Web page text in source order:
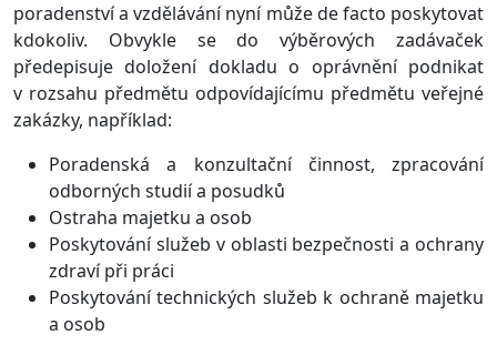
poradenství a vzdělávání nyní může de facto poskytovat
kdokoliv. Obvykle se do výběrových zadávaček
předepisuje doložení dokladu o oprávnění podnikat
v rozsahu předmětu odpovídajícímu předmětu veřejné
zakázky, například:
Poradenská a konzultační činnost, zpracování
odborných studií a posudků
Ostraha majetku a osob
Poskytování služeb v oblasti bezpečnosti a ochrany
zdraví při práci
Poskytování technických služeb k ochraně majetku
a osob